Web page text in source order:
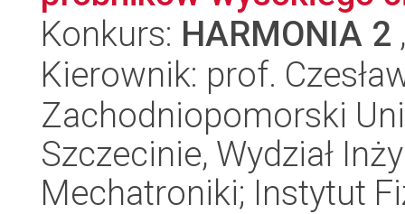
Konkurs: HARMONIA 2
Kierownik: prof.
Zachodniopomorski
Szczecinie, Wydział
Mechatroniki; Instytut